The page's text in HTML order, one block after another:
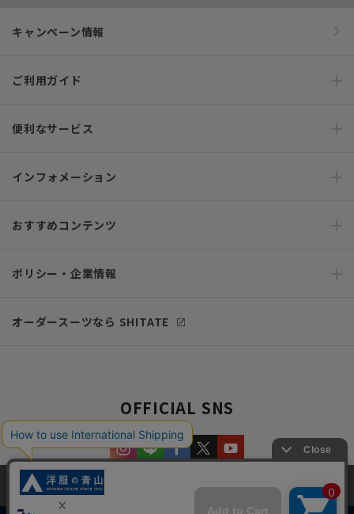
キャンペーン情報
ご利用ガイド
便利なサービス
インフォメーション
おすすめコンテンツ
ポリシー・企業情報
オーダースーツなら SHITATE
OFFICIAL SNS
当サイトでは、快適な閲覧体験とコンテンツ改善のためにCookieを使用